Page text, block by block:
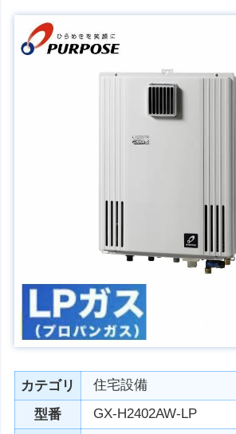
カテゴリ
住宅設備
型番
GX-H2402AW-LP